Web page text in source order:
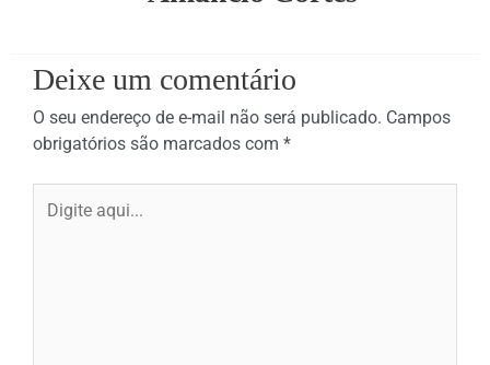
Deixe um comentário
O seu endereço de e-mail não será publicado. Campos
obrigatórios são marcados com *
aqui...